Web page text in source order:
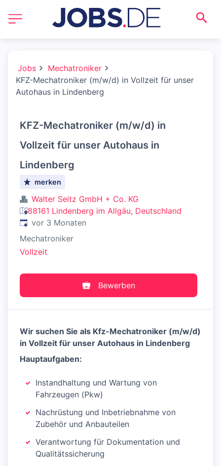
Jobs
Mechatroniker
KFZ-Mechatroniker (m/w/d) in Vollzeit für unser
Autohaus in Lindenberg
KFZ-Mechatroniker (m/w/d) in
Vollzeit für unser Autohaus in
Lindenberg
merken
Walter Seitz GmbH + Co. KG
88161 Lindenberg im Allgäu, Deutschland
Veröffentlicht:
vor 3 Monaten
Mechatroniker
Vollzeit
Bewerben
Wir suchen Sie als Kfz-Mechatroniker (m/w/d)
in Vollzeit für unser Autohaus in Lindenberg
Hauptaufgaben:
Instandhaltung und Wartung von
Fahrzeugen (Pkw)
Nachrüstung und Inbetriebnahme von
Zubehör und Anbauteilen
Verantwortung für Dokumentation und
Qualitätssicherung